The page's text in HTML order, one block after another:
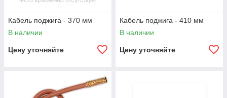
Кабель поджига - 370 мм
В наличии
Цену уточняйте
Кабель поджига - 410 мм
В наличии
Цену уточняйте